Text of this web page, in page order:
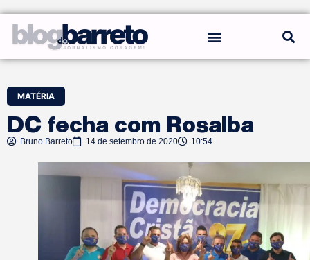
MATÉRIA
DC fecha com Rosalba
Bruno Barreto 14 de setembro de 2020 10:54